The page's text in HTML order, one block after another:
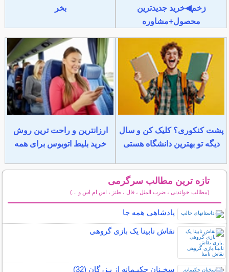
زخم◀خرید جدیدترین
محصول+مشاوره
بخر
پشت کنکوری؟ کلیک کن و سال
دیگه تو بهترین دانشگاه هستی
ارزانترین و راحت ترین روش
خرید بلیط اتوبوس برای همه
تازه ترین مطالب سرگرمی
(مطالب خواندنی ، ضرب المثل ، فال ، طنز ، اس ام اس و ...)
پادشاهی همه جا
نقاش نابینا یک بازی گروهی
سخـنان حکیـمانه از بـزرگان (32)